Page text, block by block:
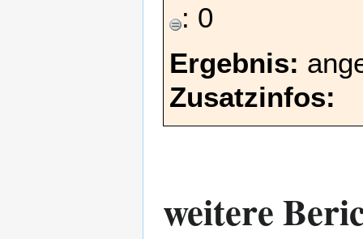
: 0
Ergebnis:
Zusatzinfos:
weitere